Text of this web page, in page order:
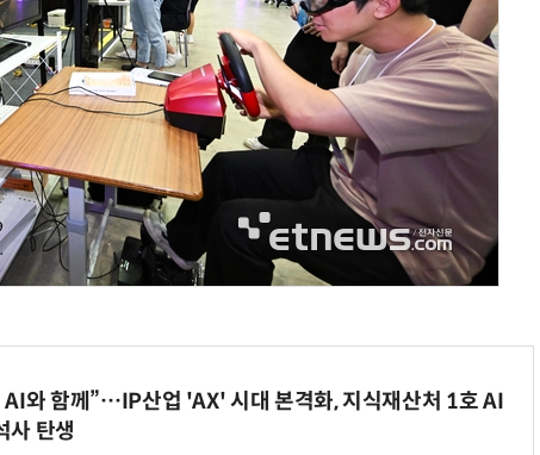
AI와 함께”…IP산업 'AX' 시대 본격화, 지식재산처 1호 AI
사 탄생
충북도·청주시, 스템코와 1500억원
투자협약…ID-Coil 생산시설 증설
AI Native Enterprise를 지원하는 AI Ready Data 플랫폼 활용 전략